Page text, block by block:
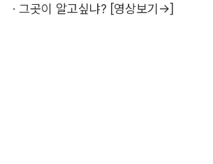
· 그곳이 알고싶냐? [영상보기→]